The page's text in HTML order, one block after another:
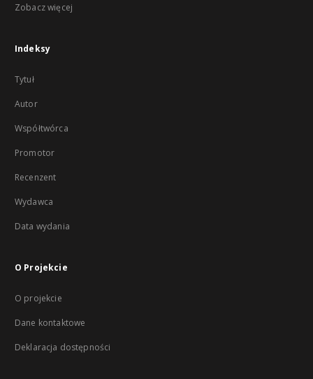
Zobacz więcej
Indeksy
Tytuł
Autor
Współtwórca
Promotor
Recenzent
Wydawca
Data wydania
O Projekcie
O projekcie
Dane kontaktowe
Deklaracja dostępności